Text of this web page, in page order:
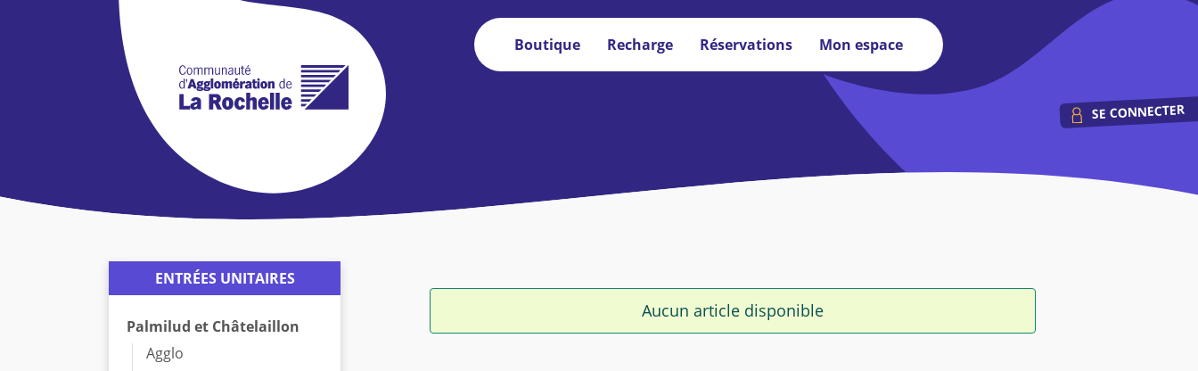
Boutique Recharge Réservations Mon espace
SE CONNECTER
ENTRÉES UNITAIRES
Palmilud et Châtelaillon
Agglo
Aucun article disponible